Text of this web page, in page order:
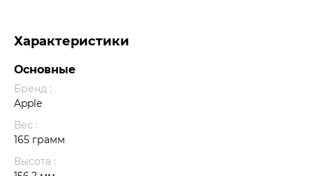
Характеристики
Основные
Бренд :
Apple
Вес :
165 грамм
Высота :